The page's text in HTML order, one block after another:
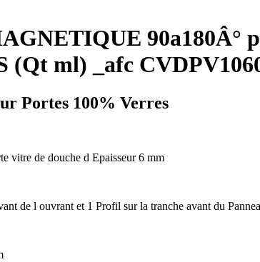
90a180Â°
(Qt ml) _afc
Portes 100% Verres
vitre de douche d Epaisseur 6 mm
de l ouvrant et 1 Profil sur la tranche avant du